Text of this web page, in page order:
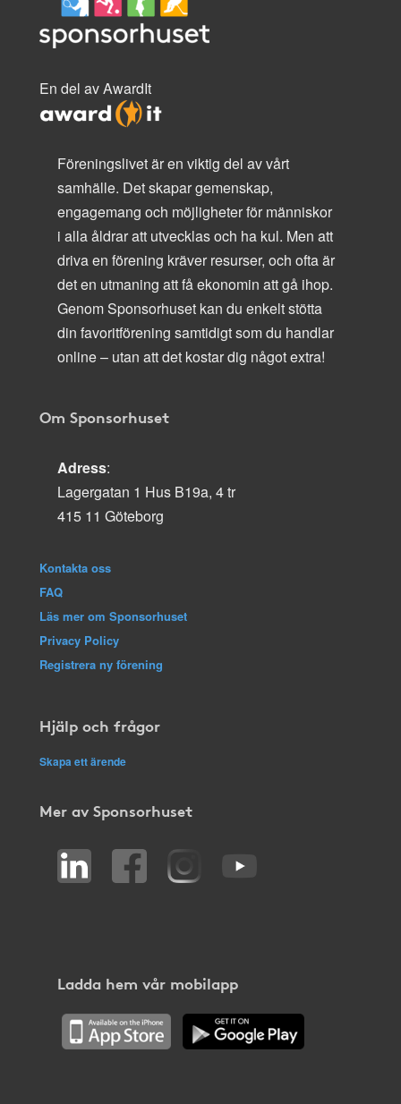
En del av AwardIt
Föreningslivet är en viktig del av vårt
samhälle. Det skapar gemenskap,
engagemang och möjligheter för människor
i alla åldrar att utvecklas och ha kul. Men att
driva en förening kräver resurser, och ofta är
det en utmaning att få ekonomin att gå ihop.
Genom Sponsorhuset kan du enkelt stötta
din favoritförening samtidigt som du handlar
online – utan att det kostar dig något extra!
Om Sponsorhuset
Adress:
Lagergatan 1 Hus B19a, 4 tr
415 11 Göteborg
Kontakta oss
FAQ
Läs mer om Sponsorhuset
Privacy Policy
Registrera ny förening
Hjälp och frågor
Skapa ett ärende
Mer av Sponsorhuset
Ladda hem vår mobilapp